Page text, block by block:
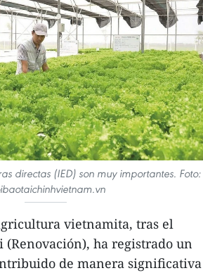
directas (IED) son muy importantes. Foto:
vietnamita, tras el
(Renovación), ha registrado un
de manera significativa